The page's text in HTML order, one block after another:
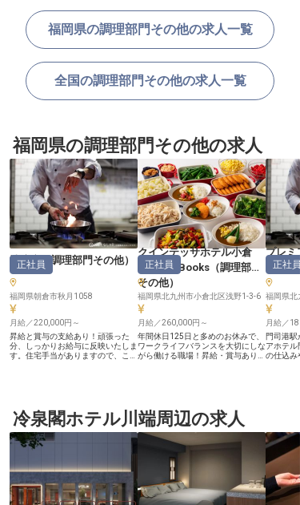
福岡県の調理部門その他の求人一覧
全国の調理部門その他の求人一覧
福岡県の調理部門その他の求人
清流庵（調理部門その他）
正社員
福岡県朝倉市秋月1058
月給／220,000円～
昇給と賞与の支給あり！頑張った
分、しっかりお給与に反映いたしま
す。住宅手当がありますので、これ
流庵のお料理は、九州各地から厳選
された食材をふんだんに使った本格
会席料理。こだわりをちりばめた空
間で、驚きと感動を提供していま
す。※この求人は2023年10月6日時
クインテッサホテル小倉
Comic&Books （調理部門
その他）
正社員
福岡県北九州市小倉北区浅野1-3-6
月給／260,000円～
年間休日125日と多めのお休みで、
ワークライフバランスを大切にしな
がら働ける職場！昇給・賞与あり、
業務をお任せいたします。未経験か
らの挑戦大歓迎！和食や中華、洋食
まで、さまざまな料理の経験が積め
るので、成長できる環境が整ってい
ます。※この求人は2023年4月25日
時点の情報です
プレミ
理部門
正社員
福岡県北
月給／
門司港
アホテル
の仕込み
磨ける環
や昇給・
※2023
冷泉閣ホテル川端周辺の求人